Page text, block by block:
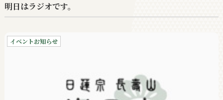
明日はラジオです。
イベントお知らせ